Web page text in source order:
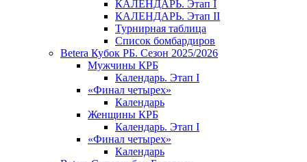
КАЛЕНДАРЬ. Этап I
КАЛЕНДАРЬ. Этап II
Турнирная таблица
Список бомбардиров
Betera Кубок РБ. Сезон 2025/2026
Мужчины КРБ
Календарь. Этап I
«Финал четырех»
Календарь
Женщины КРБ
Календарь. Этап I
«Финал четырех»
Календарь